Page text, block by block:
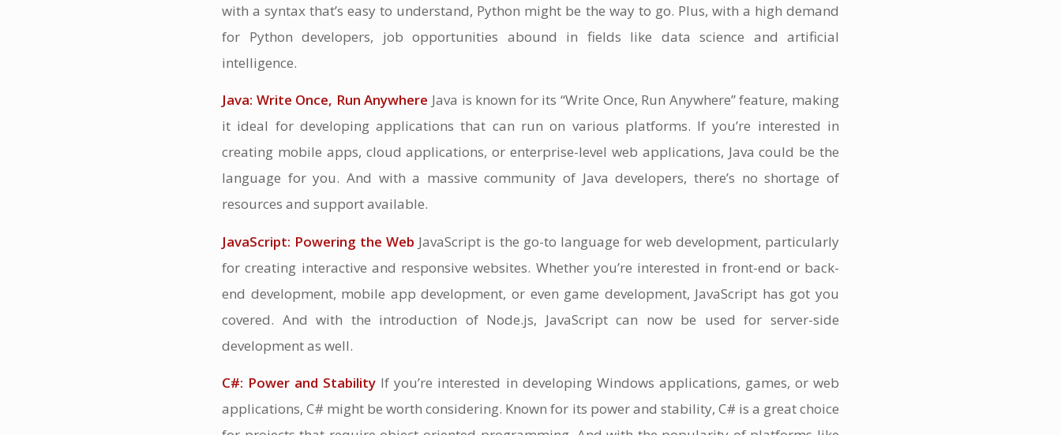
with a syntax that’s easy to understand, Python might be the way to go. Plus, with a high demand
for Python developers, job opportunities abound in fields like data science and artificial
intelligence.
Java: Write Once, Run Anywhere Java is known for its “Write Once, Run Anywhere” feature, making
it ideal for developing applications that can run on various platforms. If you’re interested in
creating mobile apps, cloud applications, or enterprise-level web applications, Java could be the
language for you. And with a massive community of Java developers, there’s no shortage of
resources and support available.
JavaScript: Powering the Web JavaScript is the go-to language for web development, particularly
for creating interactive and responsive websites. Whether you’re interested in front-end or back-
end development, mobile app development, or even game development, JavaScript has got you
covered. And with the introduction of Node.js, JavaScript can now be used for server-side
development as well.
C#: Power and Stability If you’re interested in developing Windows applications, games, or web
applications, C# might be worth considering. Known for its power and stability, C# is a great choice